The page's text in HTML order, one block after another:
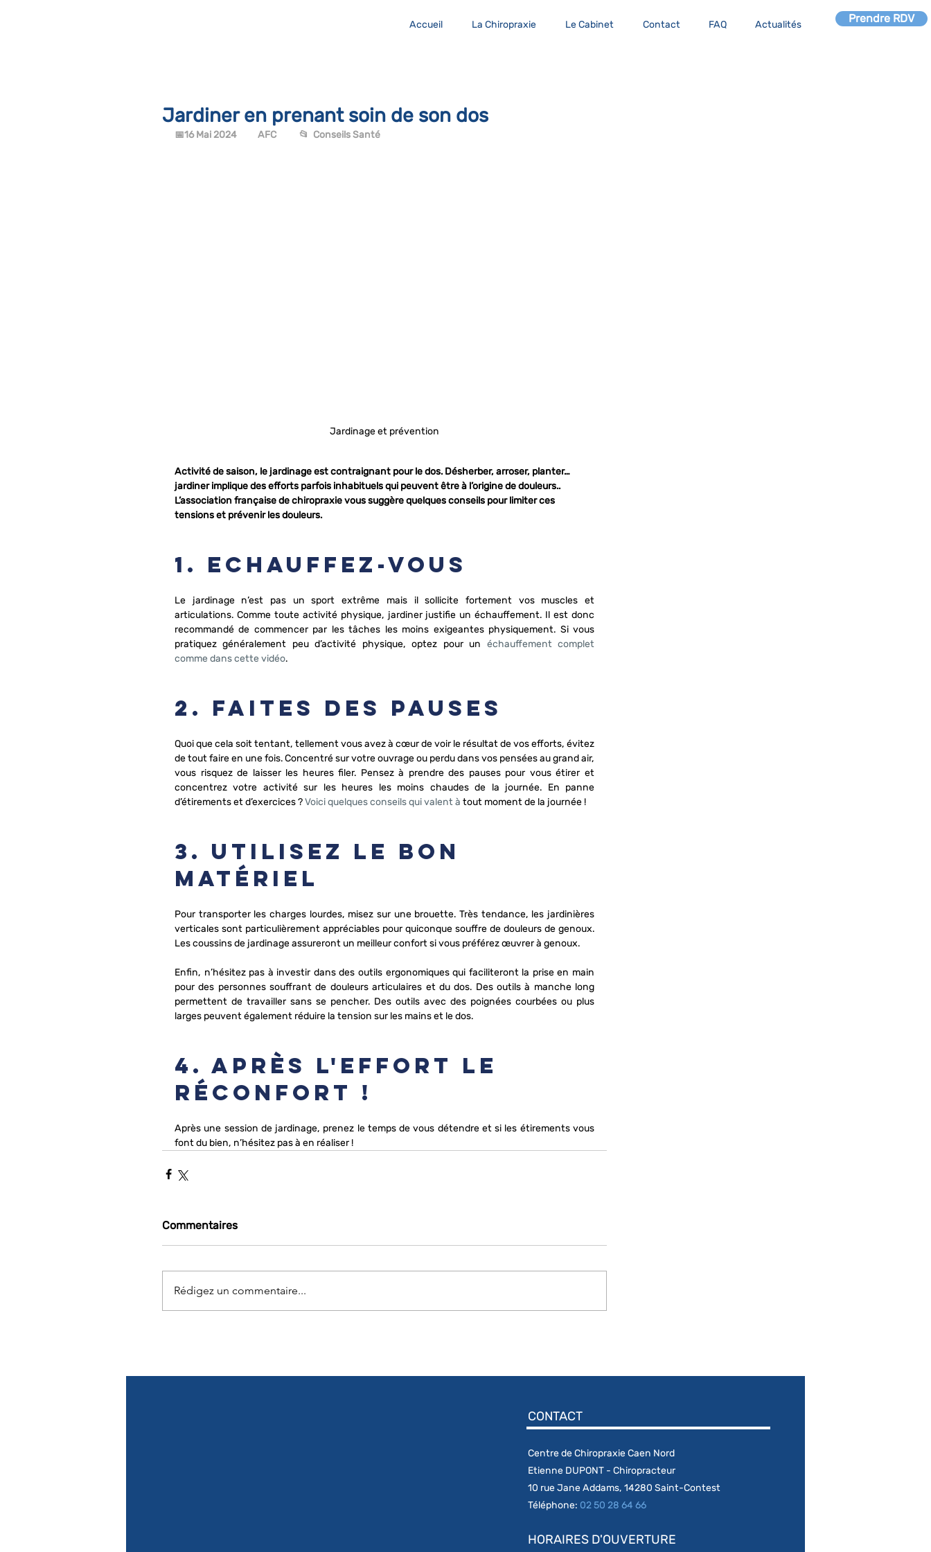
Accueil La Chiropraxie Le Cabinet Contact FAQ Actualités Prendre RDV
Jardiner en prenant soin de son dos
📅16 Mai 2024 AFC
           📂
Conseils Santé
Jardinage et prévention
Activité de saison, le jardinage est contraignant pour le dos. Désherber, arroser, planter…
jardiner implique des efforts parfois inhabituels qui peuvent être à l’origine de douleurs..
L’association française de chiropraxie vous suggère quelques conseils pour limiter ces
tensions et prévenir les douleurs.
1. Echauffez-vous
Le jardinage n’est pas un sport extrême mais il sollicite fortement vos muscles et
articulations. Comme toute activité physique, jardiner justifie un échauffement. Il est donc
recommandé de commencer par les tâches les moins exigeantes physiquement. Si vous
pratiquez généralement peu d’activité physique, optez pour un échauffement complet
comme dans cette vidéo.
2. Faites des pauses
Quoi que cela soit tentant, tellement vous avez à cœur de voir le résultat de vos efforts, évitez
de tout faire en une fois. Concentré sur votre ouvrage ou perdu dans vos pensées au grand air,
vous risquez de laisser les heures filer. Pensez à prendre des pauses pour vous étirer et
concentrez votre activité sur les heures les moins chaudes de la journée. En panne
d’étirements et d’exercices ? Voici quelques conseils qui valent à tout moment de la journée !
3. Utilisez le bon
matériel
Pour transporter les charges lourdes, misez sur une brouette. Très tendance, les jardinières
verticales sont particulièrement appréciables pour quiconque souffre de douleurs de genoux.
Les coussins de jardinage assureront un meilleur confort si vous préférez œuvrer à genoux.
Enfin, n’hésitez pas à investir dans des outils ergonomiques qui faciliteront la prise en main
pour des personnes souffrant de douleurs articulaires et du dos. Des outils à manche long
permettent de travailler sans se pencher. Des outils avec des poignées courbées ou plus
larges peuvent également réduire la tension sur les mains et le dos.
4. Après l'effort le
réconfort !
Après une session de jardinage, prenez le temps de vous détendre et si les étirements vous
font du bien, n’hésitez pas à en réaliser !
Commentaires
Rédigez un commentaire...
CONTACT
Centre de Chiropraxie Caen Nord
Etienne DUPONT - Chiropracteur
10 rue Jane Addams, 14280 Saint-Contest​
Téléphone: 02 50 28 64 66
HORAIRES D'OUVERTURE